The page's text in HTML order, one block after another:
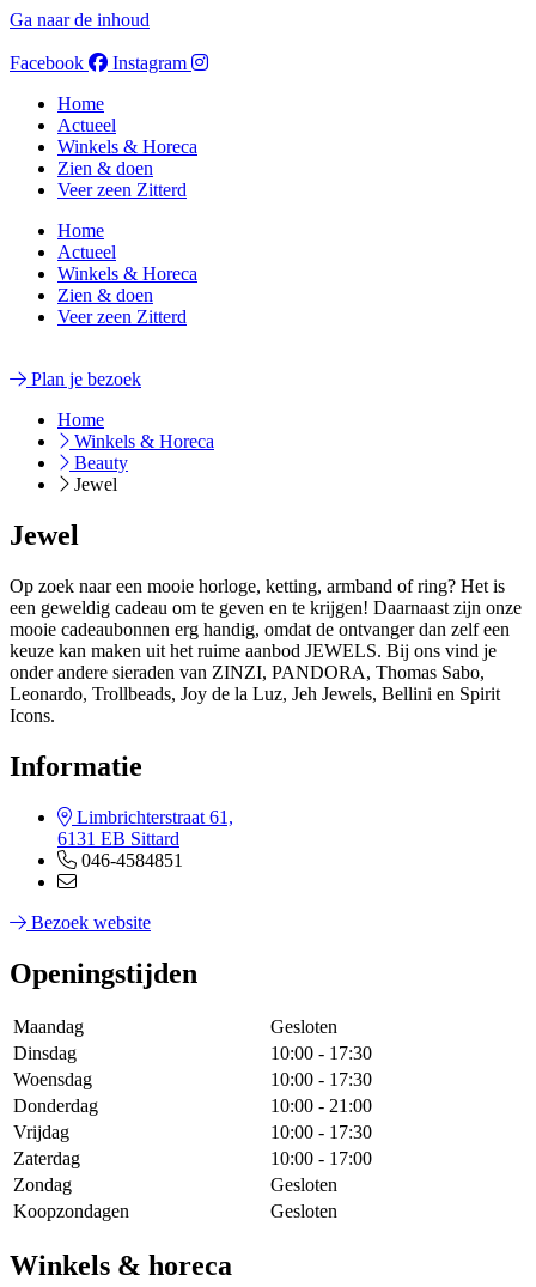
Ga naar de inhoud
Facebook
Instagram
Home
Actueel
Winkels & Horeca
Zien & doen
Veer zeen Zitterd
Home
Actueel
Winkels & Horeca
Zien & doen
Veer zeen Zitterd
Plan je bezoek
Home
Winkels & Horeca
Beauty
Jewel
Jewel
Op zoek naar een mooie horloge, ketting, armband of ring? Het is
een geweldig cadeau om te geven en te krijgen! Daarnaast zijn onze
mooie cadeaubonnen erg handig, omdat de ontvanger dan zelf een
keuze kan maken uit het ruime aanbod JEWELS. Bij ons vind je
onder andere sieraden van ZINZI, PANDORA, Thomas Sabo,
Leonardo, Trollbeads, Joy de la Luz, Jeh Jewels, Bellini en Spirit
Icons.
Informatie
Limbrichterstraat 61,
6131 EB Sittard
046-4584851
Bezoek website
Openingstijden
Maandag
Gesloten
Dinsdag
10:00 - 17:30
Woensdag
10:00 - 17:30
Donderdag
10:00 - 21:00
Vrijdag
10:00 - 17:30
Zaterdag
10:00 - 17:00
Zondag
Gesloten
Koopzondagen
Gesloten
Winkels & horeca